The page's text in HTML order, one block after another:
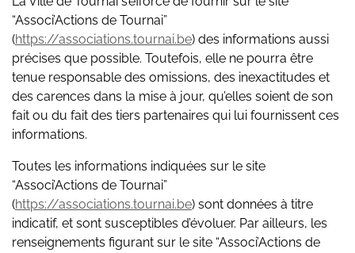
“Associ’Actions de Tournai”
(https://associations.tournai.be) des informations aussi
précises que possible. Toutefois, elle ne pourra être
tenue responsable des omissions, des inexactitudes et
des carences dans la mise à jour, qu’elles soient de son
fait ou du fait des tiers partenaires qui lui fournissent ces
informations.
Toutes les informations indiquées sur le site
“Associ’Actions de Tournai”
(https://associations.tournai.be) sont données à titre
indicatif, et sont susceptibles d’évoluer. Par ailleurs, les
renseignements figurant sur le site “Associ’Actions de